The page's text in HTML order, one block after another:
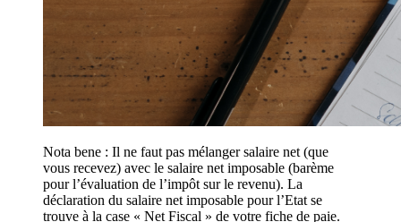
Nota bene : Il ne faut pas mélanger salaire net (que
vous recevez) avec le salaire net imposable (barème
pour l’évaluation de l’impôt sur le revenu). La
déclaration du salaire net imposable pour l’Etat se
trouve à la case « Net Fiscal » de votre fiche de paie.